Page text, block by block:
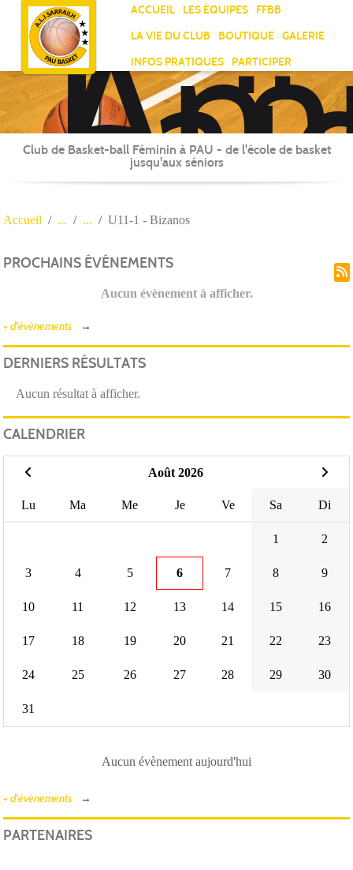
ACCUEIL LES ÉQUIPES
FFBB
LA VIE DU CLUB
BOUTIQUE
GALERIE
INFOS PRATIQUES
PARTICIPER
Club de Basket-ball Féminin à PAU - de l'école de basket
jusqu'aux séniors
Accueil U11-1 - Bizanos
PROCHAINS ÉVÉNEMENTS
Aucun évènement à afficher.
+ d'évènements
DERNIERS RÉSULTATS
Aucun résultat à afficher.
CALENDRIER
Août 2026
Lu Ma Me Je Ve Sa Di
1 2
3 4 5 6 7 8 9
10 11 12 13 14 15 16
17 18 19 20 21 22 23
24 25 26 27 28 29 30
31
Aucun évènement aujourd'hui
+ d'évènements
PARTENAIRES
Panneau de gestion des cookies